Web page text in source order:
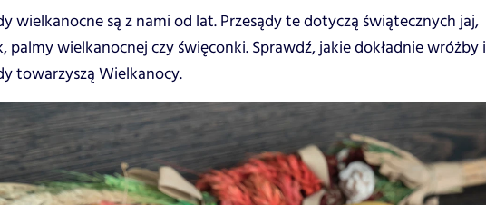
wielkanocne są z nami od lat. Przesądy te dotyczą świątecznych jaj,
palmy wielkanocnej czy święconki. Sprawdź, jakie dokładnie wróżby i
towarzyszą Wielkanocy.